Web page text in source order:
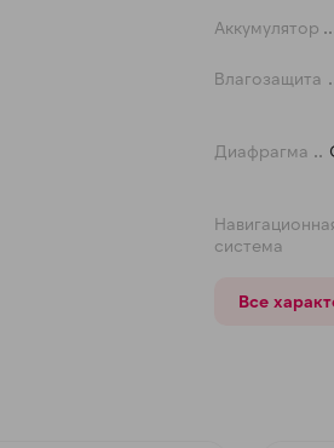
Аккумулятор
Влагозащита
Диафрагма
система
Все
с вашей карты